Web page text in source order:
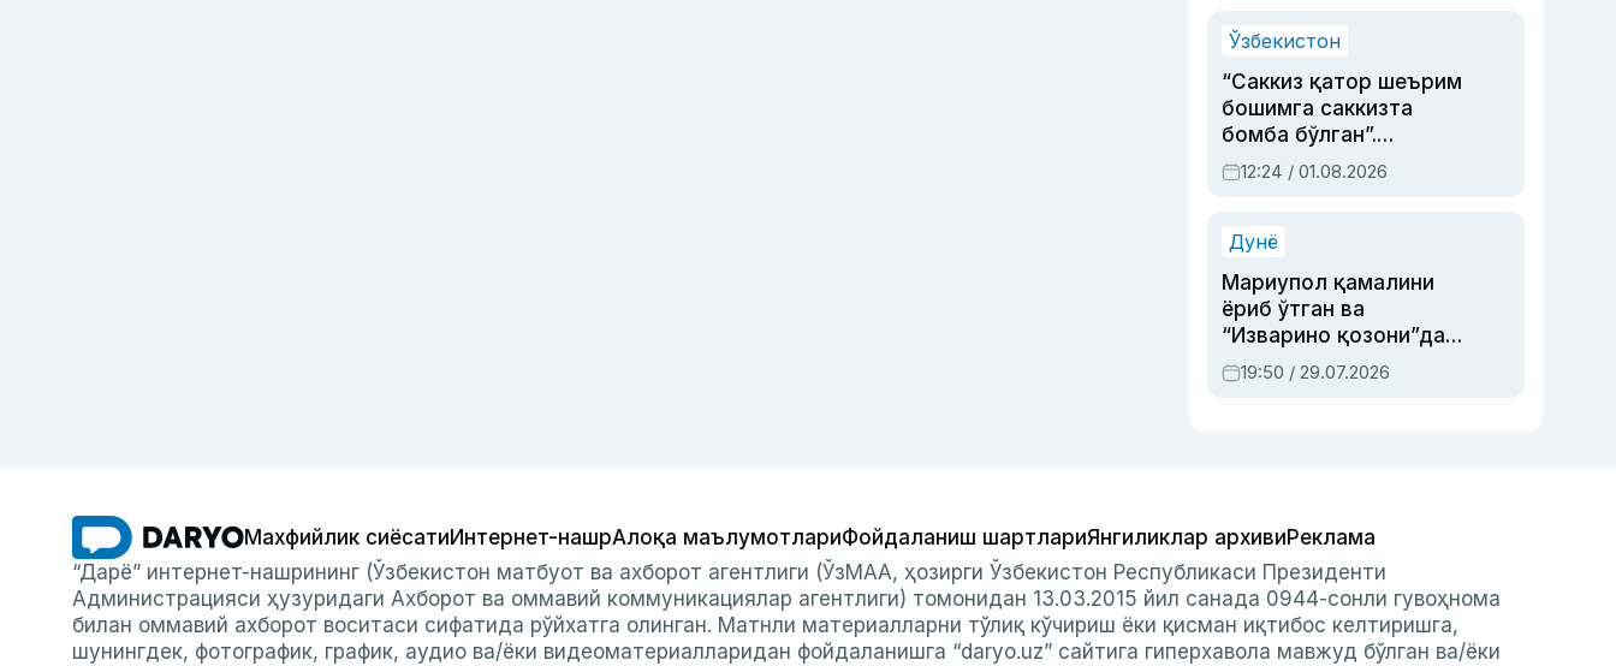
Ўзбекистон
“Саккиз қатор шеърим
бошимга саккизта
бомба бўлган”.
Абдулла Ориповни
сиёсий айбловлардан
12:24 / 01.08.2026
Дунё
Мариупол қамалини
ёриб ўтган ва
“Изварино қозони”дан
чиққан қаҳрамон —
Украина армияси бош
19:50 / 29.07.2026
Махфийлик сиёсатиИнтернет-нашрАлоқа маълумотлариФойдаланиш шартлариЯнгиликлар архивиРеклама
“Дарё” интернет-нашрининг (Ўзбекистон матбуот ва ахборот агентлиги (ЎзМАА, ҳозирги Ўзбекистон Республикаси Президенти
Администрацияси ҳузуридаги Ахборот ва оммавий коммуникациялар агентлиги) томонидан 13.03.2015 йил санада 0944-сонли гувоҳнома
билан оммавий ахборот воситаси сифатида рўйхатга олинган. Матнли материалларни тўлиқ кўчириш ёки қисман иқтибос келтиришга,
шунингдек, фотографик, график, аудио ва/ёки видеоматериалларидан фойдаланишга “daryo.uz” сайтига гиперхавола мавжуд бўлган ва/ёки